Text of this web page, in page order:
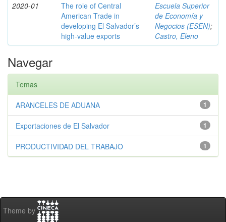
2020-01
The role of Central
American Trade in
developing El Salvador’s
high-value exports
Escuela Superior
de Economía y
Negocios (ESEN);
Castro, Eleno
Navegar
Temas
1
ARANCELES DE ADUANA
1
Exportaciones de El Salvador
1
PRODUCTIVIDAD DEL TRABAJO
Theme by